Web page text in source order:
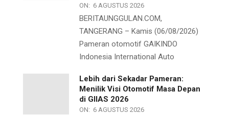
ON: 6 AGUSTUS 2026
BERITAUNGGULAN.COM,
TANGERANG – Kamis (06/08/2026)
Pameran otomotif GAIKINDO
Indonesia International Auto
Lebih dari Sekadar Pameran:
Menilik Visi Otomotif Masa Depan
di GIIAS 2026
ON: 6 AGUSTUS 2026